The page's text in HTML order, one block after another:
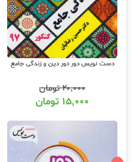
دست نویس دور دور دین و زندگی جامع
۲۰,۰۰۰تومان
۱۵,۰۰۰ تومان